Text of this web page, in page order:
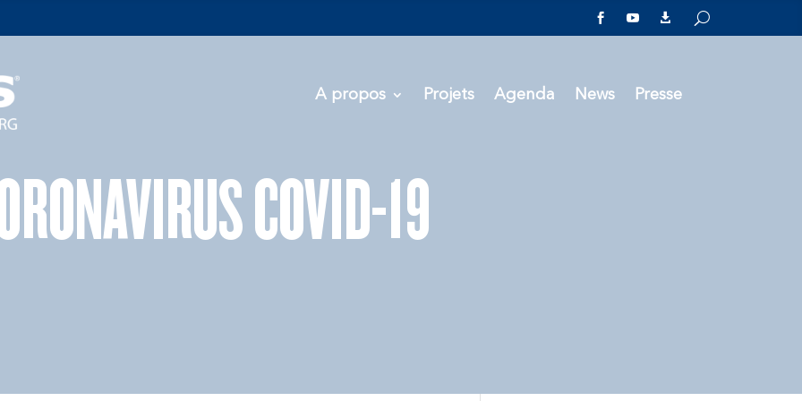
  
A propos Projets Agenda News Presse
COVID-19